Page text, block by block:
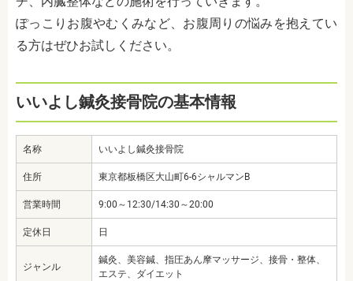
ぽっこりお腹やむくみなど、お腹周りの悩みを抱えてい
る方はぜひお試しください。
いいよし鍼灸接骨院の基本情報
名称 いいよし鍼灸接骨院
住所 東京都板橋区大山町6-6シャルマンB
営業時間 9:00～12:30/14:30～20:00
定休日 日
ジャンル
鍼灸、美容鍼、指圧あん摩マッサージ、接骨・整体、
エステ、ダイエット